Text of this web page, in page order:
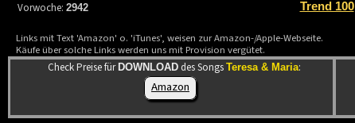
Vorwoche:2942 Trend 100
Links mit Text 'Amazon' o. 'iTunes', weisen zur Amazon-/Apple-Webseite.
Käufe über solche Links werden uns mit Provision vergütet.
Check Preise für DOWNLOAD des SongsTeresa & Maria:
Amazon